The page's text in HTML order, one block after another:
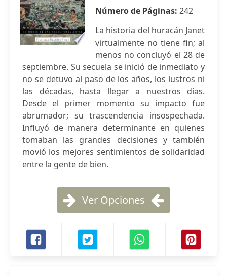
Número de Páginas: 242
La historia del huracán Janet
virtualmente no tiene fin; al
menos no concluyó el 28 de
septiembre. Su secuela se inició de inmediato y
no se detuvo al paso de los años, los lustros ni
las décadas, hasta llegar a nuestros días.
Desde el primer momento su impacto fue
abrumador; su trascendencia insospechada.
Influyó de manera determinante en quienes
tomaban las grandes decisiones y también
movió los mejores sentimientos de solidaridad
entre la gente de bien.
Ver Opciones